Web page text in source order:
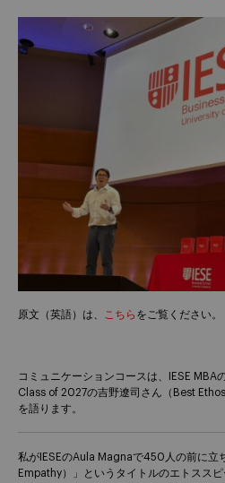
原文（英語）は、 こちら をご覧ください。
コミュニケーションコースは、IESE MBA
Class of 2027の吉野遼司さん（Best
を語ります。
私がIESEのAula Magnaで450人の前に立
Empathy）」というタイトルのエトスス